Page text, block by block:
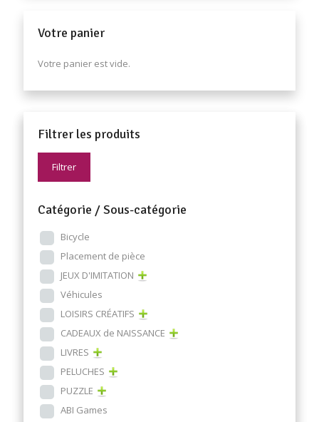
Votre panier
Votre panier est vide.
Filtrer les produits
Filtrer
Catégorie / Sous-catégorie
Bicycle
Placement de pièce
JEUX D'IMITATION
Véhicules
LOISIRS CRÉATIFS
CADEAUX de NAISSANCE
LIVRES
PELUCHES
PUZZLE
ABI Games